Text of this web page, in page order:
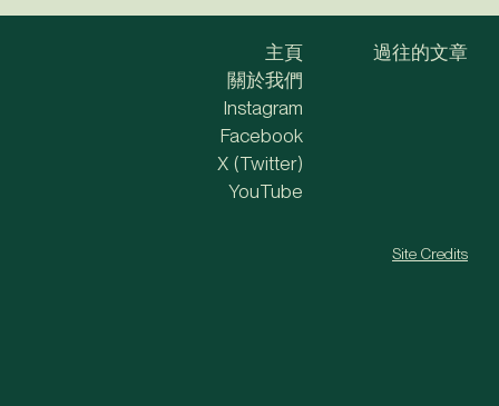
主頁
關於我們
過往的文章
Instagram
Facebook
X (Twitter)
YouTube
Site Credits